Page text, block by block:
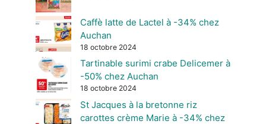
Caffè latte de Lactel à -34% chez
Auchan
18 octobre 2024
Tartinable surimi crabe Delicemer à
-50% chez Auchan
18 octobre 2024
St Jacques à la bretonne riz
carottes crème Marie à -34% chez